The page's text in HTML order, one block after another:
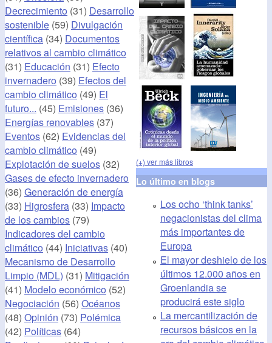
Decrecimiento (31) Desarrollo
sostenible (59) Divulgación
científica (34) Documentos
relativos al cambio climático
(31) Educación (31) Efecto
invernadero (39) Efectos del
cambio climático (49) El
futuro... (45) Emisiones (36)
Energías renovables (37)
Eventos (62) Evidencias del
cambio climático (49)
Explotación de suelos (32)
Gases de efecto invernadero
(36) Generación de energía
(33) Higrosfera (33) Impacto
de los cambios (79)
Indicadores del cambio
climático (44) Iniciativas (40)
Mecanismo de Desarrollo
Limpio (MDL) (31) Mitigación
(41) Modelo económico (52)
Negociación (56) Océanos
(48) Opinión (73) Polémica
(42) Políticas (64)
(+) ver más libros
Lo último en blogs
Los ocho ‘think tanks’
negacionistas del clima
más importantes de
Europa
El mayor deshielo de los
últimos 12.000 años en
Groenlandia se
producirá este siglo
La mercantilización de
recursos básicos en la